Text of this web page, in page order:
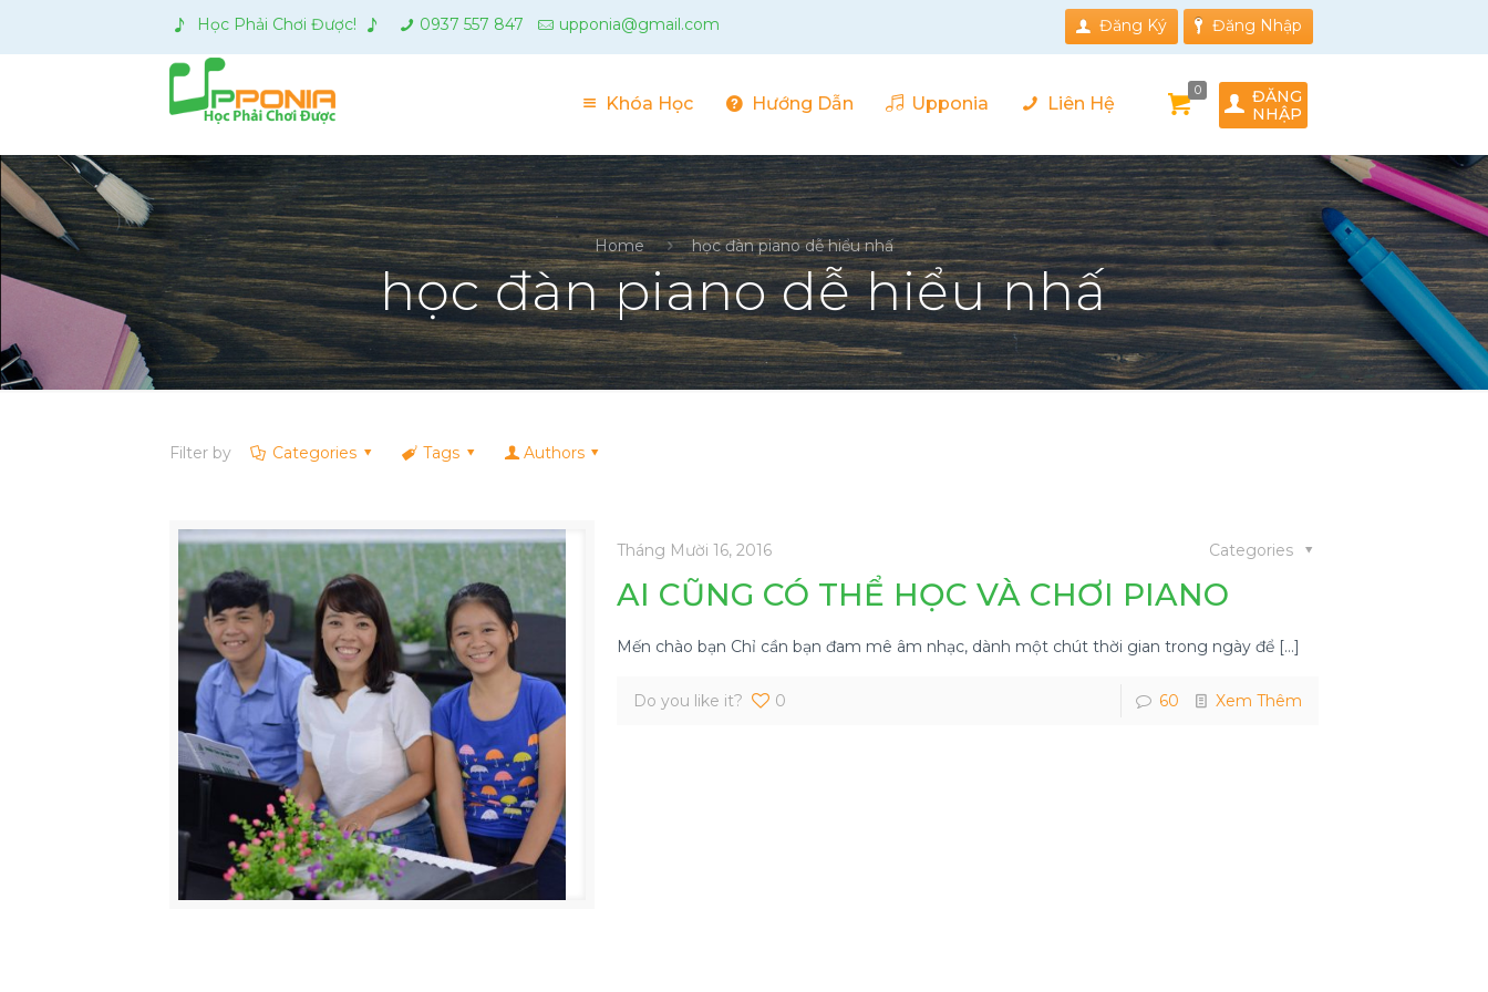
Học Phải Chơi Được! 0937 557 847 upponia@gmail.com Đăng Nhập
Đăng Ký
Khóa Học Hướng Dẫn Upponia Liên Hệ
0
ĐĂNG
NHẬP
Home học đàn piano dễ hiểu nhấ
học đàn piano dễ hiểu nhấ
Filter by Categories Tags Authors
Tháng Mười 16, 2016 Categories
AI CŨNG CÓ THỂ HỌC VÀ CHƠI PIANO
Mến chào bạn Chỉ cần bạn đam mê âm nhạc, dành một chút thời gian trong ngày để[…]
Do you like it? 0 60 Xem Thêm